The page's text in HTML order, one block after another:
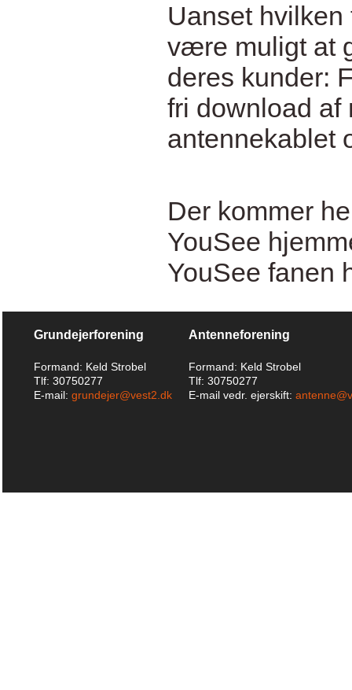
Uanset
være muligt at
deres kunder:
fri download af
antennekablet
Der kommer
YouSee
YouSee fanen
Grundejerforening
Formand: Keld Strobel
Tlf: 30750277
E-mail: grundejer@vest2.dk
Antenneforening
Formand: Keld Strobel
Tlf: 30750277
E-mail vedr. ejerskift: